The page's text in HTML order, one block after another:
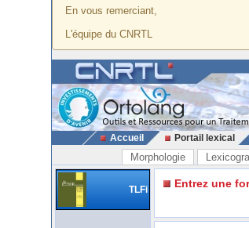
En vous remerciant,
L'équipe du CNRTL
Accueil Portail lexical
Morphologie
TLFi Entrez une